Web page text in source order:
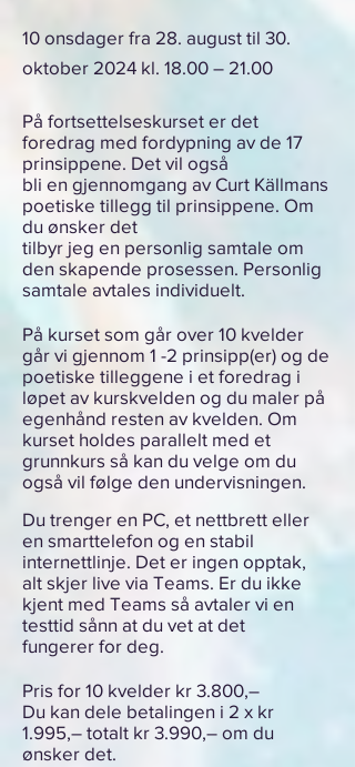
10 onsdager fra 28. august til 30.
oktober 2024 kl. 18.00 – 21.00
På fortsettelseskurset er det
foredrag med fordypning av de 17
prinsippene. Det vil også
bli en gjennomgang av Curt Källmans
poetiske tillegg til prinsippene. Om
du ønsker det
tilbyr jeg en personlig samtale om
den skapende prosessen. Personlig
samtale avtales individuelt.
På kurset som går over 10 kvelder
går vi gjennom 1 -2 prinsipp(er) og de
poetiske tilleggene i et foredrag i
løpet av kurskvelden og du maler på
egenhånd resten av kvelden. Om
kurset holdes parallelt med et
grunnkurs så kan du velge om du
også vil følge den undervisningen.
Du trenger en PC, et nettbrett eller
en smarttelefon og en stabil
internettlinje. Det er ingen opptak,
alt skjer live via Teams. Er du ikke
kjent med Teams så avtaler vi en
testtid sånn at du vet at det
fungerer for deg.
Pris for 10 kvelder kr 3.800,–
Du kan dele betalingen i 2 x kr
1.995,– totalt kr 3.990,– om du
ønsker det.